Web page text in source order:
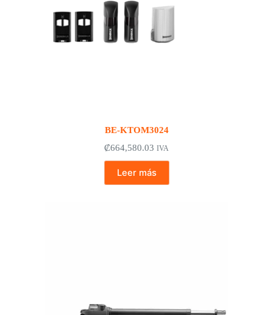
BE-KTOM3024
₡664,580.03 IVA
Leer más